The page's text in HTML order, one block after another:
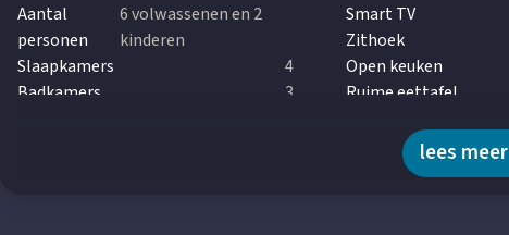
Aantal
personen
6 volwassenen en 2
kinderen
Slaapkamers
4
Badkamers
3
Smart TV
Zithoek
Open keuken
Ruime eettafel
lees meer